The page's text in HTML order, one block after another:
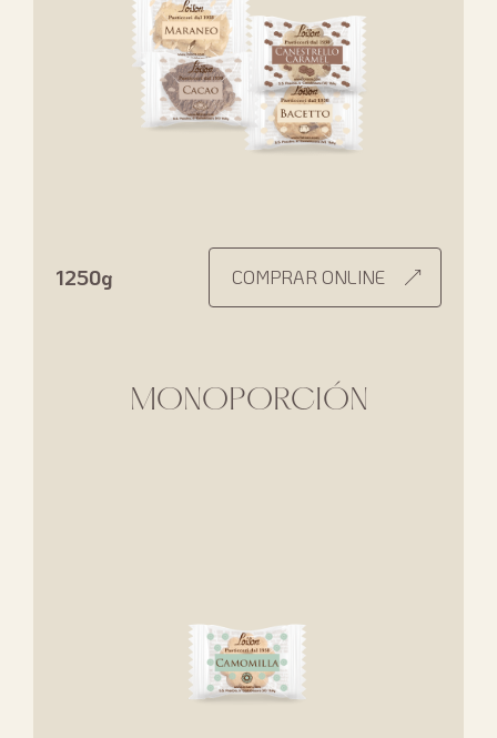
1250g COMPRAR ONLINE
MONOPORCIÓN